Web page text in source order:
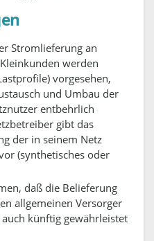
Stromlieferung an
werden
vorgesehen,
und Umbau der
entbehrlich
gibt das
der in seinem Netz
(synthetisches oder
daß die Belieferung
allgemeinen Versorger
künftig gewährleistet